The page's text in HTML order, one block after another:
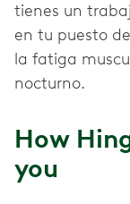
tienes un
en tu puesto
la fatiga
nocturno.
How
you